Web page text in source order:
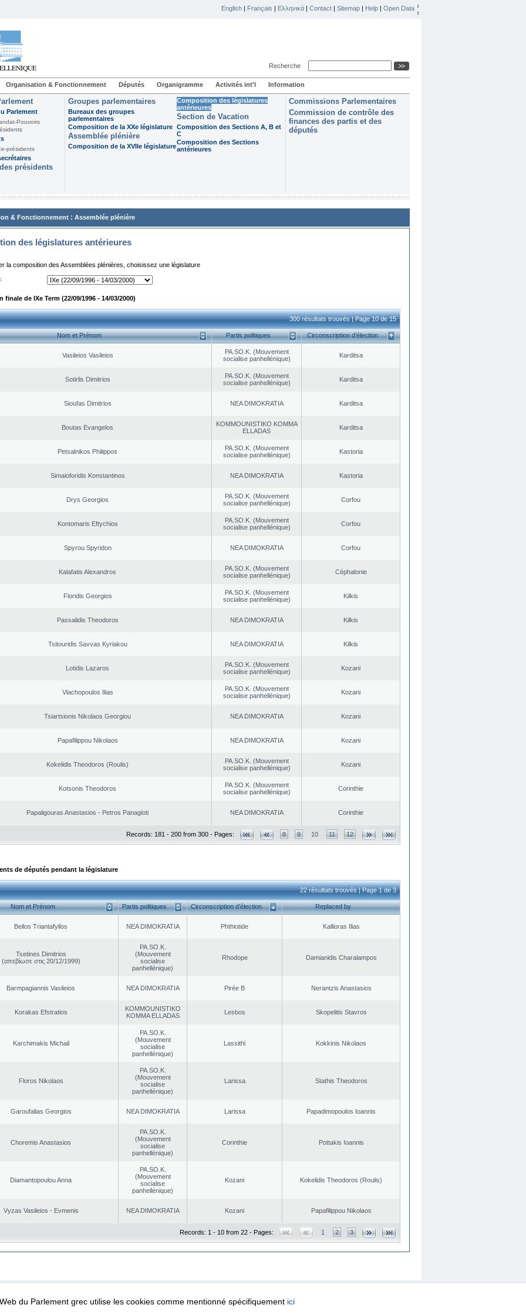
English | Français | Ελληνικά | Contact | Sitemap | Help | Open Data
Recherche
Organisation & Fonctionnement Députés Organigramme Activités int'l Information
Parlement
Pouvoirs
présidents
présidents
Groupes parlementaires
Bureaux des groupes
parlementaires
Composition de la XXe législature
Assemblée plénière
Composition de la XVIIe législature
Composition des législatures
antérieures
Section de Vacation
Composition des Sections A, B et
C
Composition des Sections
antérieures
Commissions Parlementaires
Commission de contrôle des
finances des partis et des
députés
& Fonctionnement : Assemblée plénière
des législatures antérieures
la composition des Assemblées plénières, choisissez une législature
finale de IXe Term (22/09/1996 - 14/03/2000)
300 résultats trouvés | Page 10 de 15
Nom et Prénom Partis politiques Circonscription d’élection
Vasileios Vasileios
PA.SO.K. (Mouvement
socialise panhellénique)
Karditsa
Sotirlis Dimitrios
PA.SO.K. (Mouvement
socialise panhellénique)
Karditsa
Sioufas Dimitrios NEA DΙMOKRATIA Karditsa
Boutas Evangelos
KOMMOUNISTIKO KOMMA
ELLADAS
Karditsa
Petsalnikos Philippos
PA.SO.K. (Mouvement
socialise panhellénique)
Kastoria
Simaioforidis Konstantinos NEA DΙMOKRATIA Kastoria
Drys Georgios
PA.SO.K. (Mouvement
socialise panhellénique)
Corfou
Kontomaris Eftychios
PA.SO.K. (Mouvement
socialise panhellénique)
Corfou
Spyrou Spyridon NEA DΙMOKRATIA Corfou
Kalafatis Alexandros
PA.SO.K. (Mouvement
socialise panhellénique)
Céphalonie
Floridis Georgios
PA.SO.K. (Mouvement
socialise panhellénique)
Kilkis
Passalidis Theodoros NEA DΙMOKRATIA Kilkis
Tsitouridis Savvas Kyriakou NEA DΙMOKRATIA Kilkis
Lotidis Lazaros
PA.SO.K. (Mouvement
socialise panhellénique)
Kozani
Vlachopoulos Ilias
PA.SO.K. (Mouvement
socialise panhellénique)
Kozani
Tsiartsionis Nikolaos Georgiou NEA DΙMOKRATIA Kozani
Papafilippou Nikolaos NEA DΙMOKRATIA Kozani
Kokelidis Theodoros (Roulis)
PA.SO.K. (Mouvement
socialise panhellénique)
Kozani
Kotsonis Theodoros
PA.SO.K. (Mouvement
socialise panhellénique)
Corinthie
Papaligouras Anastasios - Petros Panagioti NEA DΙMOKRATIA Corinthie
Records: 181 - 200 from 300 - Pages: 8 9 10 11 12
de députés pendant la législature
22 résultats trouvés | Page 1 de 3
Nom et Prénom Partis politiques Circonscription d’élection Replaced by
Bellos Triantafyllos NEA DΙMOKRATIA Phthiotide Kallioras Ilias
Tsetines Dimitrios
(απεβίωσε στις 20/12/1999)
PA.SO.K.
(Mouvement
socialise
panhellénique)
Rhodope Damianidis Charalampos
Barmpagiannis Vasileios NEA DΙMOKRATIA Pirée B Nerantzis Anastasios
Korakas Efstratios
KOMMOUNISTIKO
KOMMA ELLADAS
Lesbos Skopelitis Stavros
Karchimakis Michail
PA.SO.K.
(Mouvement
socialise
panhellénique)
Lassithi Kokkinis Nikolaos
Floros Nikolaos
PA.SO.K.
(Mouvement
socialise
panhellénique)
Larissa Stathis Theodoros
Garoufalias Georgios NEA DΙMOKRATIA Larissa Papadimopoulos Ioannis
Choremis Anastasios
PA.SO.K.
(Mouvement
socialise
panhellénique)
Corinthie Pottakis Ioannis
Diamantopoulou Anna
PA.SO.K.
(Mouvement
socialise
panhellénique)
Kozani Kokelidis Theodoros (Roulis)
Vyzas Vasileios - Evmenis NEA DΙMOKRATIA Kozani Papafilippou Nikolaos
Records: 1 - 10 from 22 - Pages: 1 2 3
Protection Security & Access
du Parlement grec utilise les cookies comme mentionné spécifiquement ici